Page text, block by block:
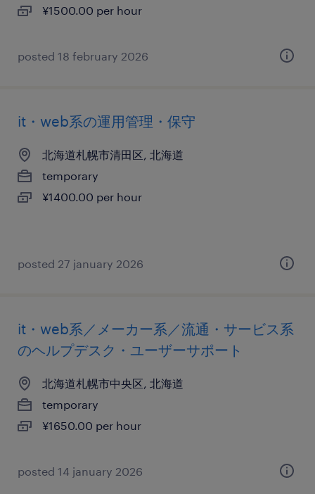
¥1500.00 per hour
posted 18 february 2026
it・web系の運用管理・保守
北海道札幌市清田区, 北海道
temporary
¥1400.00 per hour
posted 27 january 2026
it・web系／メーカー系／流通・サービス系
のヘルプデスク・ユーザーサポート
北海道札幌市中央区, 北海道
temporary
¥1650.00 per hour
posted 14 january 2026